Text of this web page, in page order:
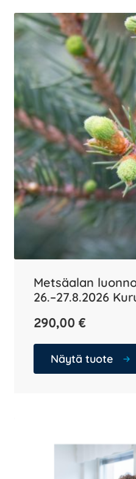
Metsäalan
26.–27.8.2026
290,00 €
Näytä tuote